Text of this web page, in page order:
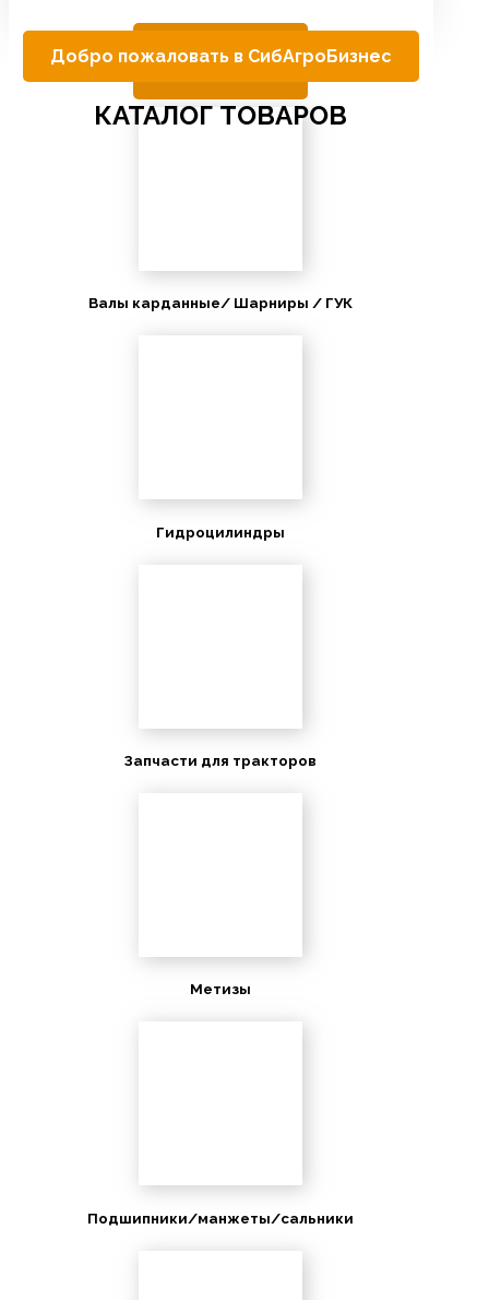
Добро пожаловать в СибАгроБизнес
КАТАЛОГ ТОВАРОВ
Валы карданные/ Шарниры / ГУК
Гидроцилиндры
Запчасти для тракторов
Метизы
Подшипники/манжеты/сальники